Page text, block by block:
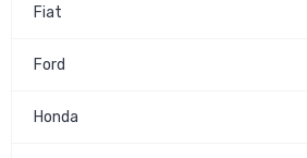
Fiat
Ford
Honda